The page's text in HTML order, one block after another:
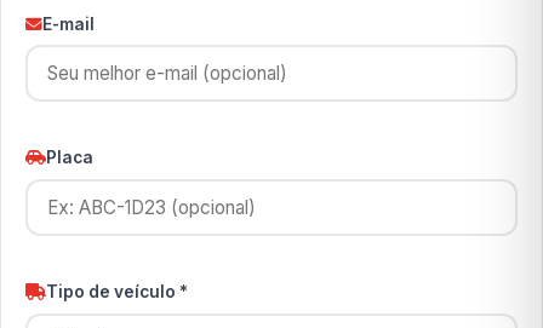
E-mail
Placa
Tipo de veículo *